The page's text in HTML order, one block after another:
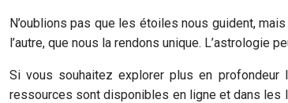
N’oublions pas que les étoiles nous guident,
l’autre, que nous la rendons unique. L’astrologie
Si vous souhaitez explorer plus en profondeur
ressources sont disponibles en ligne et dans les